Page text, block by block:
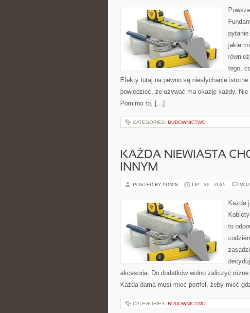
jakie
tego,
Efekty tutaj na pewno są niesłychanie
powiedzieć, że używać ma okazję każdy.
Pomimo to, […]
CATEGORIES: BUDOWNICTWO
KAŻDA NIEWIASTA
INNYM
POSTED BY ADMIN LIP - 30 - 2025
Każda
to
akcesoria. Do dodatków wolno zaliczyć
Każda dama musi mieć portfel, żeby mieć
CATEGORIES: BUDOWNICTWO